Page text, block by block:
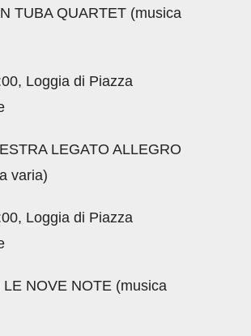
TUBA QUARTET (musica
Loggia di Piazza
LEGATO ALLEGRO
varia)
Loggia di Piazza
LE NOVE NOTE (musica